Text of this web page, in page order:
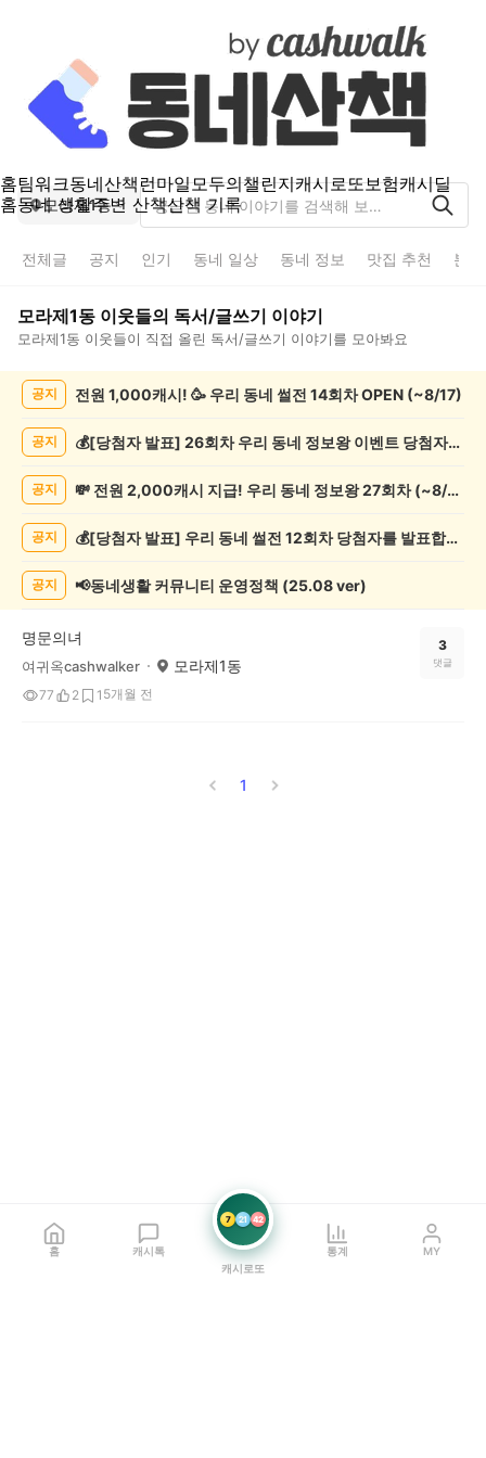
홈팀워크동네산책런마일모두의챌린지캐시로또보험캐시딜
홈동네 생활주변 산책산책 기록
모라제1동
전체글 공지 인기 동네 일상 동네 정보 맛집 추천 분
모라제1동 이웃들의 독서/글쓰기 이야기
모라제1동 이웃들이 직접 올린 독서/글쓰기 이야기를 모아봐요
서/
시
공지 전원 1,000캐시! 🥳 우리 동네 썰전 14회차 OPEN (~8/17)
공지 💰[당첨자 발표] 26회차 우리 동네 정보왕 이벤트 당첨자를 발표합니다!
공지 💸 전원 2,000캐시 지급! 우리 동네 정보왕 27회차 (~8/10)
공지 💰[당첨자 발표] 우리 동네 썰전 12회차 당첨자를 발표합니다!
공지 📢동네생활 커뮤니티 운영정책 (25.08 ver)
명문의녀
여귀옥cashwalker 모라제1동
77 2 1 5개월 전
3
댓글
1
홈 캐시톡
7 21 42
캐시로또
통계 MY